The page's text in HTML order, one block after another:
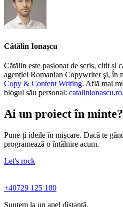
Cătălin Ionașcu
Cătălin este pasionat de scris, citit și
agenției Romanian Copywriter şi, în
Copy & Content Writing. Află mai
blogul său personal: catalinionascu.ro.
Ai un proiect în minte?
Pune-ți ideile în mișcare. Dacă te
programează o întâlnire acum.
Let's rock
+40729 125 180
Suntem la un apel distanță,